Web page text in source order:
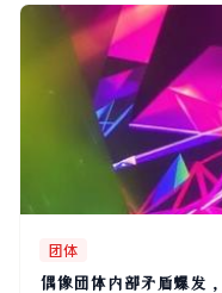
团体
偶像团体内部矛盾爆发